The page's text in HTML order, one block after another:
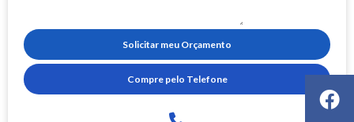
Solicitar meu Orçamento
Compre pelo Telefone